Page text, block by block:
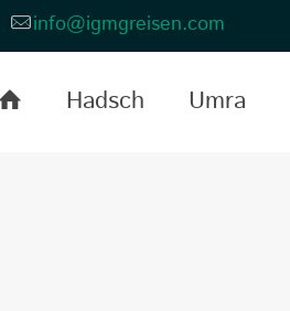
info@igmgreisen.com
Hadsch Umra